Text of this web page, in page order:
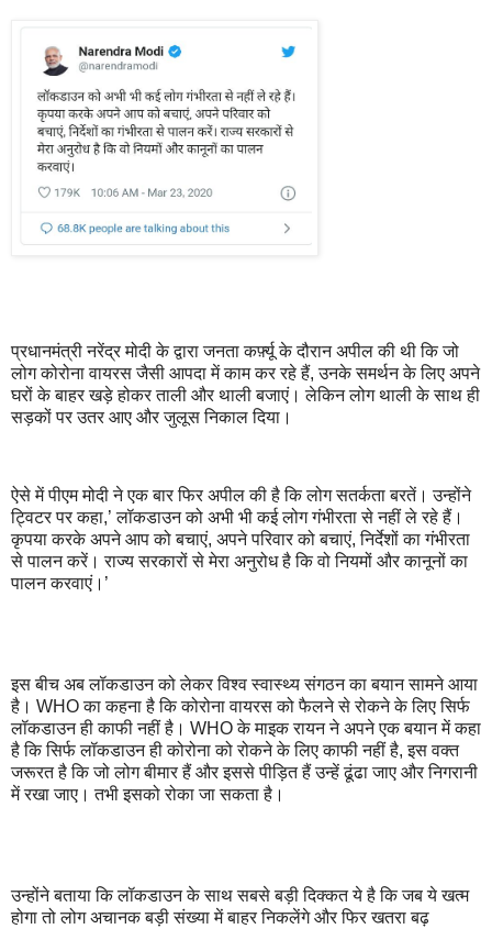
प्रधानमंत्री नरेंद्र मोदी के द्वारा जनता कर्फ़्यू के दौरान अपील की थी कि जो
लोग कोरोना वायरस जैसी आपदा में काम कर रहे हैं, उनके समर्थन के लिए अपने
घरों के बाहर खड़े होकर ताली और थाली बजाएं। लेकिन लोग थाली के साथ ही
सड़कों पर उतर आए और जुलूस निकाल दिया।
ऐसे में पीएम मोदी ने एक बार फिर अपील की है कि लोग सतर्कता बरतें। उन्होंने
ट्विटर पर कहा,’ लॉकडाउन को अभी भी कई लोग गंभीरता से नहीं ले रहे हैं।
कृपया करके अपने आप को बचाएं, अपने परिवार को बचाएं, निर्देशों का गंभीरता
से पालन करें। राज्य सरकारों से मेरा अनुरोध है कि वो नियमों और कानूनों का
पालन करवाएं।’
इस बीच अब लॉकडाउन को लेकर विश्व स्वास्थ्य संगठन का बयान सामने आया
है। WHO का कहना है कि कोरोना वायरस को फैलने से रोकने के लिए सिर्फ
लॉकडाउन ही काफी नहीं है। WHO के माइक रायन ने अपने एक बयान में कहा
है कि सिर्फ लॉकडाउन ही कोरोना को रोकने के लिए काफी नहीं है, इस वक्त
जरूरत है कि जो लोग बीमार हैं और इससे पीड़ित हैं उन्हें ढूंढा जाए और निगरानी
में रखा जाए। तभी इसको रोका जा सकता है।
उन्होंने बताया कि लॉकडाउन के साथ सबसे बड़ी दिक्कत ये है कि जब ये खत्म
होगा तो लोग अचानक बड़ी संख्या में बाहर निकलेंगे और फिर खतरा बढ़